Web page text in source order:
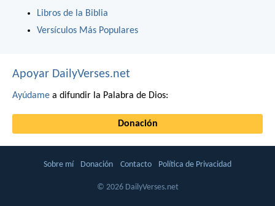
Libros de la Biblia
Versículos Más Populares
Apoyar DailyVerses.net
Ayúdame a difundir la Palabra de Dios:
Donación
Sobre mí Donación Contacto Política de Privacidad
© 2026 DailyVerses.net